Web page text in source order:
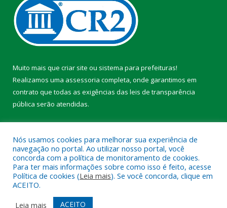
Muito mais que criar site ou sistema para prefeituras!
Realizamos uma assessoria completa, onde garantimos em
contrato que todas as exigências das leis de transparência
pública serão atendidas.
Todos os direitos reservados a Prefeitura Municipal de Faro.
Mapa do Site Acessar Área Administrativa
Nós usamos cookies para melhorar sua experiência de
navegação no portal. Ao utilizar nosso portal, você
concorda com a política de monitoramento de cookies.
Para ter mais informações sobre como isso é feito, acesse
Política de cookies (Leia mais). Se você concorda, clique em
ACEITO.
Leia mais
ACEITO